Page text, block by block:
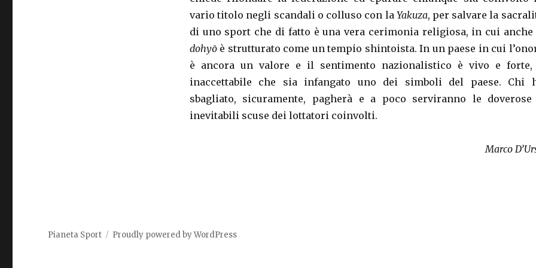
vario titolo negli scandali o colluso con la Yakuza, per salvare la
di uno sport che di fatto è una vera cerimonia religiosa, in cui
dohyō è strutturato come un tempio shintoista. In un paese in cui
è ancora un valore e il sentimento nazionalistico è vivo e forte,
inaccettabile che sia infangato uno dei simboli del paese. Chi
sbagliato, sicuramente, pagherà e a poco serviranno le doverose
inevitabili scuse dei lottatori coinvolti.
Marco
Pianeta Sport Proudly powered by WordPress